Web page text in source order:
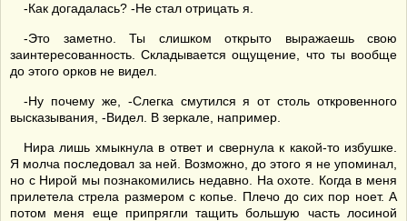
-Как догадалась? -Не стал отрицать я.
-Это заметно. Ты слишком открыто выражаешь свою
заинтересованность. Складывается ощущение, что ты вообще
до этого орков не видел.
-Ну почему же, -Слегка смутился я от столь откровенного
высказывания, -Видел. В зеркале, например.
Нира лишь хмыкнула в ответ и свернула к какой-то избушке.
Я молча последовал за ней. Возможно, до этого я не упоминал,
но с Нирой мы познакомились недавно. На охоте. Когда в меня
прилетела стрела размером с копье. Плечо до сих пор ноет. А
потом меня еще припрягли тащить большую часть лосиной